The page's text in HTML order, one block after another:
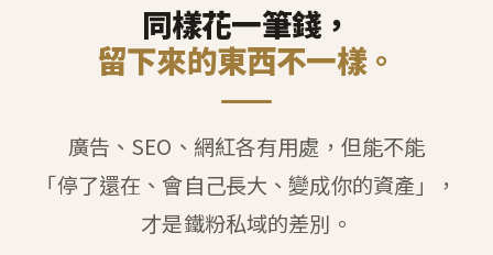
同樣花一筆錢，
留下來的東西不一樣。
廣告、SEO、網紅各有用處，但能不能
「停了還在、會自己長大、變成你的資產」，
才是鐵粉私域的差別。